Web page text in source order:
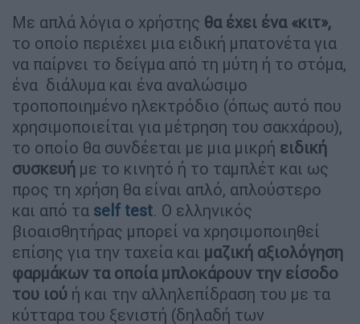
Με απλά λόγια ο χρήστης θα έχει ένα «κιτ»,
το οποίο περιέχει μια ειδική μπατονέτα για
να παίρνει το δείγμα από τη μύτη ή το στόμα,
ένα διάλυμα και ένα αναλώσιμο
τροποποιημένο ηλεκτρόδιο (όπως αυτό που
χρησιμοποιείται για μέτρηση του σακχάρου),
το οποίο θα συνδέεται με μια μικρή ειδική
συσκευή με το κινητό ή το ταμπλέτ και ως
προς τη χρήση θα είναι απλό, απλούστερο
και από τα self test. Ο ελληνικός
βιοαισθητήρας μπορεί να χρησιμοποιηθεί
επίσης για την ταχεία και μαζική αξιολόγηση
φαρμάκων τα οποία μπλοκάρουν την είσοδο
του ιού ή και την αλληλεπίδραση του με τα
κύτταρα του ξενιστή (δηλαδή των